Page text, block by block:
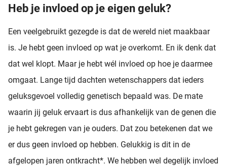
Heb je invloed op je eigen geluk?
Een veelgebruikt gezegde is dat de wereld niet maakbaar
is. Je hebt geen invloed op wat je overkomt. En ik denk dat
dat wel klopt. Maar je hebt wél invloed op hoe je daarmee
omgaat. Lange tijd dachten wetenschappers dat ieders
geluksgevoel volledig genetisch bepaald was. De mate
waarin jij geluk ervaart is dus afhankelijk van de genen die
je hebt gekregen van je ouders. Dat zou betekenen dat we
er dus geen invloed op hebben. Gelukkig is dit in de
afgelopen jaren ontkracht*. We hebben wel degelijk invloed